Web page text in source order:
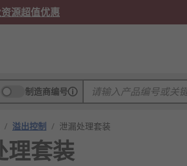
源超值优惠
制造商编号
/ 溢出控制 / 泄漏处理套装
理套装